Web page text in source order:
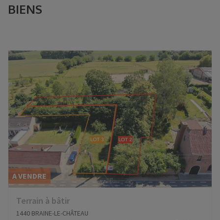
BIENS
A VENDRE
Terrain à bâtir
1440 BRAINE-LE-CHÂTEAU